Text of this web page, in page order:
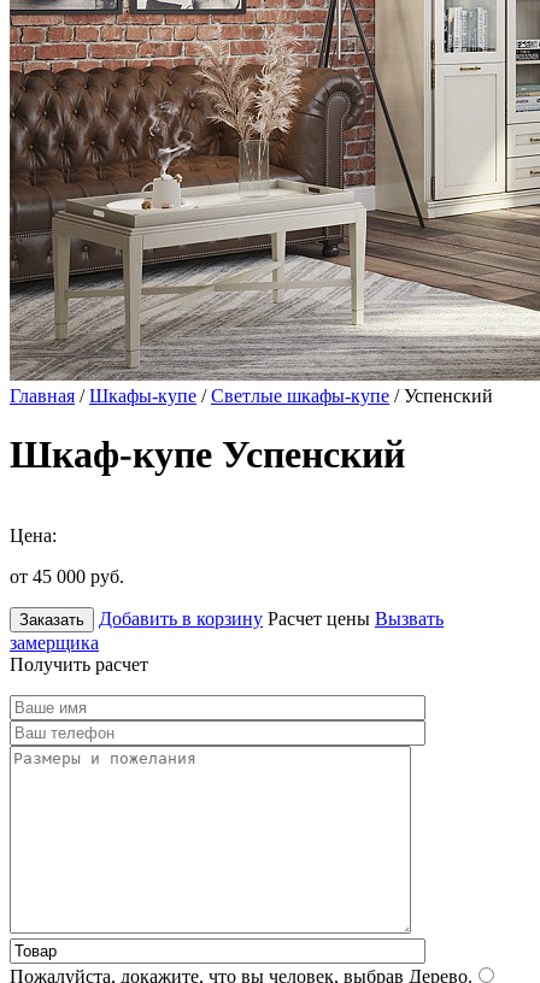
Главная /Шкафы-купе /Светлые шкафы-купе / Успенский
Шкаф-купе Успенский
Цена:
от 45 000 руб.
Заказать Добавить в корзину Расчет цены Вызвать
замерщика
Получить расчет
Пожалуйста, докажите, что вы человек, выбрав Дерево.